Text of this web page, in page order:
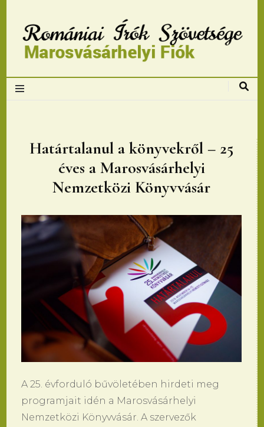
Romániai Írók
Marosvásárhelyi
fiok
Határtalanul a könyvekről – 25
éves a Marosvásárhelyi
Nemzetközi Könyvvásár
A 25. évforduló bűvöletében hirdeti meg
programjait idén a Marosvásárhelyi
Nemzetközi Könyvvásár. A szervezők